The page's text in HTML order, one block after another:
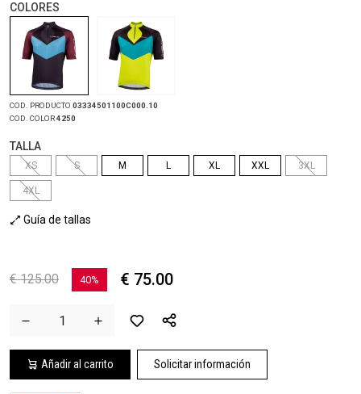
COLORES
COD. PRODUCTO 03334501100C000.10
COD. COLOR4250
TALLA
XS S M L XL XXL 3XL
4XL
Guía de tallas
€ 125.00 40% € 75.00
Añadir al carrito Solicitar información